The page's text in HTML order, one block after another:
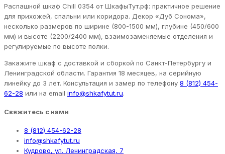
Распашной шкаф Chill 0354 от ШкафыТут.рф: практичное решение
для прихожей, спальни или коридора. Декор «Дуб Сонома»,
несколько размеров по ширине (800-1500 мм), глубине (450/600
мм) и высоте (2200/2400 мм), взаимозаменяемые отделения и
регулируемые по высоте полки.
Закажите шкаф с доставкой и сборкой по Санкт-Петербургу и
Ленинградской области. Гарантия 18 месяцев, на серийную
линейку до 3 лет. Консультация и замер по телефону 8 (812) 454-
62-28 или на email info@shkafytut.ru.
Свяжитесь с нами
8 (812) 454-62-28
info@shkafytut.ru
Кудрово, ул. Ленинградская, 7